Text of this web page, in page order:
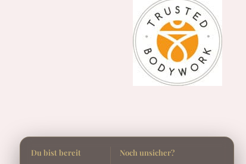
Du bist bereit Noch unsicher?